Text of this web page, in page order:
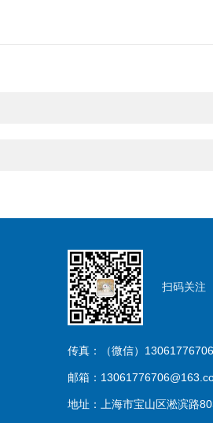
扫码关注
传真：（微信）13061776706
邮箱：
地址：上海市宝山区淞滨路